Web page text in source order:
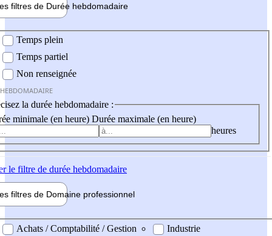
filtres de Durée hebdomadaire
Temps plein
Temps partiel
Non renseignée
la durée hebdomadaire :
minimale (en heure) Durée maximale (en heure)
heures
le filtre de durée hebdomadaire
filtres de Domaine professionnel
professionel
Achats / Comptabilité / Gestion
Industrie